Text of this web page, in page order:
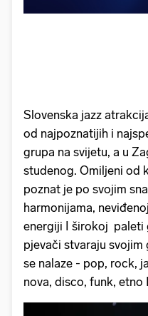
Slovenska jazz
od najpoznatijih i
grupa na svijetu, a u
studenog. Omiljeni od
poznat je po svojim
harmonijama,
energiji I širokoj paleti
pjevači stvaraju svojim
se nalaze - pop, rock,
nova, disco, funk, etno